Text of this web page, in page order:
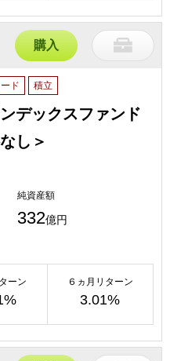
購入
ド 積立
デックスファンド
し＞
純資産額
332億円
ーン ６ヵ月リターン
3.01%